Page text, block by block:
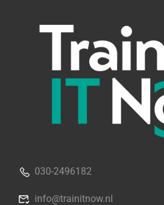
030-2496182
info@trainitnow.nl